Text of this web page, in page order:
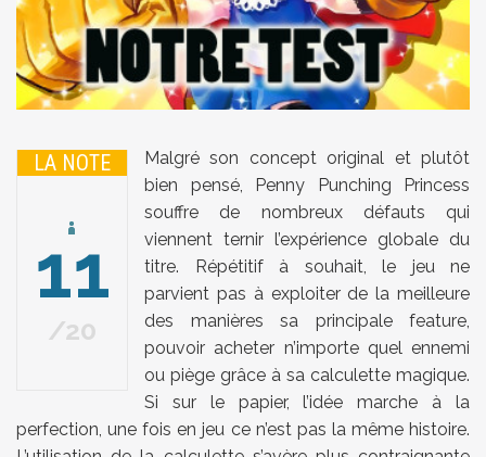
LA NOTE
11
20
Malgré son concept original et plutôt
bien pensé, Penny Punching Princess
souffre de nombreux défauts qui
viennent ternir l’expérience globale du
titre. Répétitif à souhait, le jeu ne
parvient pas à exploiter de la meilleure
des manières sa principale feature,
pouvoir acheter n’importe quel ennemi
ou piège grâce à sa calculette magique.
Si sur le papier, l’idée marche à la
perfection, une fois en jeu ce n’est pas la même histoire.